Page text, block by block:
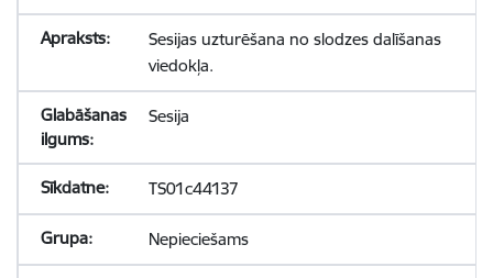
Sesijas uzturēšana no slodzes dalīšanas
viedokļa.
Sesija
TS01c44137
Nepieciešams